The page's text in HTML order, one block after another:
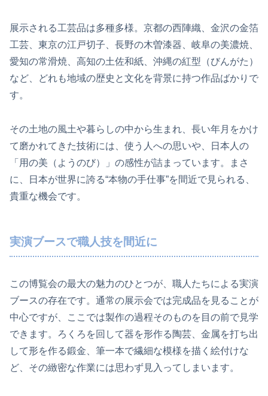
展示される工芸品は多種多様。京都の西陣織、金沢の金箔
工芸、東京の江戸切子、長野の木曽漆器、岐阜の美濃焼、
愛知の常滑焼、高知の土佐和紙、沖縄の紅型（びんがた）
など、どれも地域の歴史と文化を背景に持つ作品ばかりで
す。
その土地の風土や暮らしの中から生まれ、長い年月をかけ
て磨かれてきた技術には、使う人への思いや、日本人の
「用の美（ようのび）」の感性が詰まっています。まさ
に、日本が世界に誇る“本物の手仕事”を間近で見られる、
貴重な機会です。
実演ブースで職人技を間近に
この博覧会の最大の魅力のひとつが、職人たちによる実演
ブースの存在です。通常の展示会では完成品を見ることが
中心ですが、ここでは製作の過程そのものを目の前で見学
できます。ろくろを回して器を形作る陶芸、金属を打ち出
して形を作る鍛金、筆一本で繊細な模様を描く絵付けな
ど、その緻密な作業には思わず見入ってしまいます。